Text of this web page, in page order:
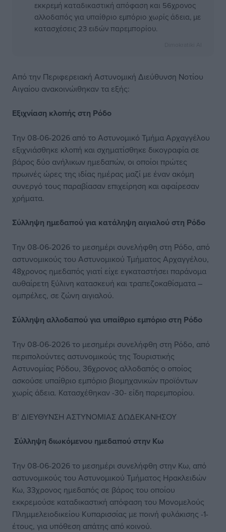
εκκρεμή καταδικαστική απόφαση και 56χρονος
αλλοδαπός για υπαίθριο εμπόριο χωρίς άδεια, με
κατασχέσεις 23 ειδών παρεμπορίου.
Από την Περιφερειακή Αστυνομική Διεύθυνση Νοτίου
Αιγαίου ανακοινώιθηκαν τα εξής:
Εξιχνίαση κλοπής στη Ρόδο
Την 08-06-2026 από το Αστυνομικό Τμήμα Αρχαγγέλου
εξιχνιάσθηκε κλοπή και σχηματίσθηκε δικογραφία σε
βάρος δύο ανήλικων ημεδαπών, οι οποίοι πρώτες
πρωινές ώρες της ιδίας ημέρας μαζί με έναν ακόμη
συνεργό τους παραβίασαν επιχείρηση και αφαίρεσαν
χρήματα.
Σύλληψη ημεδαπού για κατάληψη αιγιαλού στη Ρόδο
Την 08-06-2026 το μεσημέρι συνελήφθη στη Ρόδο, από
αστυνομικούς του Αστυνομικού Τμήματος Αρχαγγέλου,
48χρονος ημεδαπός γιατί είχε εγκαταστήσει παράνομα
αυθαίρετη ξύλινη κατασκευή και τραπεζοκαθίσματα –
ομπρέλες, σε ζώνη αιγιαλού.
Σύλληψη αλλοδαπού για υπαίθριο εμπόριο στη Ρόδο
Την 08-06-2026 το μεσημέρι συνελήφθη στη Ρόδο, από
περιπολούντες αστυνομικούς της Τουριστικής
Αστυνομίας Ρόδου, 36χρονος αλλοδαπός ο οποίος
ασκούσε υπαίθριο εμπόριο βιομηχανικών προϊόντων
χωρίς άδεια. Κατασχέθηκαν -30- είδη παρεμπορίου.
Β’ ΔΙΕΥΘΥΝΣΗ ΑΣΤΥΝΟΜΙΑΣ ΔΩΔΕΚΑΝΗΣΟΥ
Σύλληψη διωκόμενου ημεδαπού στην Κω
Την 08-06-2026 το μεσημέρι συνελήφθη στην Κω, από
αστυνομικούς του Αστυνομικού Τμήματος Ηρακλειδών
Κω, 33χρονος ημεδαπός σε βάρος του οποίου
εκκρεμούσε καταδικαστική απόφαση του Μονομελούς
Πλημμελειοδικείου Κυπαρισσίας με ποινή φυλάκισης -1-
έτους, για υπόθεση απάτης από κοινού.